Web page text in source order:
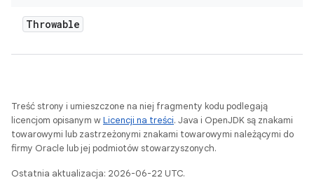
Throwable
Treść strony i umieszczone na niej fragmenty kodu podlegają
licencjom opisanym wLicencji na treści. Java i OpenJDK są znakami
towarowymi lub zastrzeżonymi znakami towarowymi należącymi do
firmy Oracle lub jej podmiotów stowarzyszonych.
Ostatnia aktualizacja: 2026-06-22 UTC.